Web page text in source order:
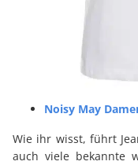
Noisy May
Wie ihr wisst, führt
auch viele bekannte